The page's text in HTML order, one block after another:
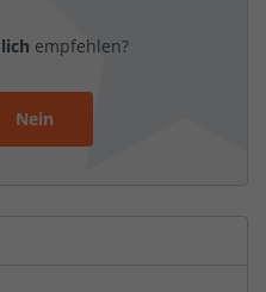
empfehlen?
Nein